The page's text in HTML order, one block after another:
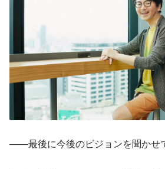
――最後に今後のビジョンを聞かせ